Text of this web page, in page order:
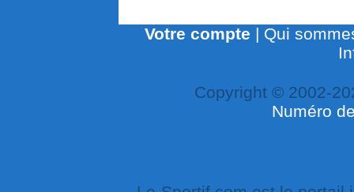
Votre compte | Qui
Copyright © 2002-
Numéro